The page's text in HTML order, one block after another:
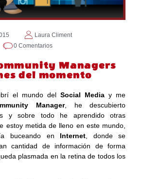
Laura Climent
0 Comentarios
Managers
del momento
el mundo del Social Media y me
Manager, he descubierto
y sobre todo he aprendido otras
estoy metida de lleno en este mundo,
buceando en Internet, donde se
cantidad de información de forma
plasmada en la retina de todos los